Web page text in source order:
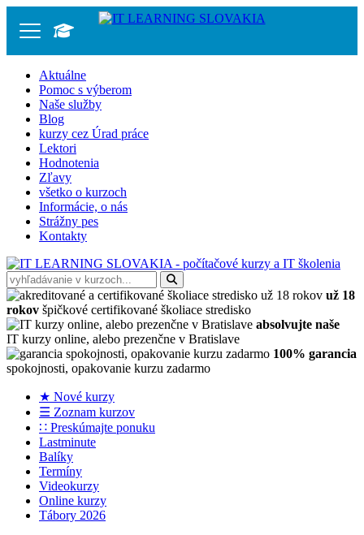
Aktuálne
Pomoc s výberom
Naše služby
Blog
kurzy cez Úrad práce
Lektori
Hodnotenia
Zľavy
všetko o kurzoch
Informácie, o nás
Strážny pes
Kontakty
už 18
rokov špičkové certifikované školiace stredisko
absolvujte naše
IT kurzy online, alebo prezenčne v Bratislave
100% garancia
spokojnosti, opakovanie kurzu zadarmo
★ Nové kurzy
☰ Zoznam kurzov
∷ Preskúmajte ponuku
Lastminute
Balíky
Termíny
Videokurzy
Online kurzy
Tábory 2026